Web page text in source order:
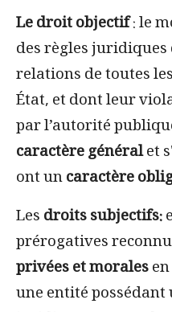
Le droit objectif: le
des règles
relations de toutes
État, et dont leur
par l’autorité
caractère généralet
ont uncaractère
Lesdroits subjectifs:
prérogatives
privées et morales
une entité